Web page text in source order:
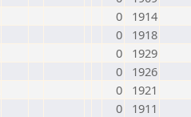
0
1914
0
1918
0
1929
0
1926
0
1921
0
1911